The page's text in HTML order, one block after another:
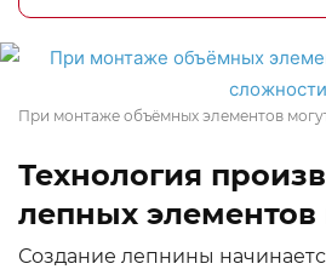
При монтаже объёмных элементов
Технология
лепных элементов
Создание лепнины